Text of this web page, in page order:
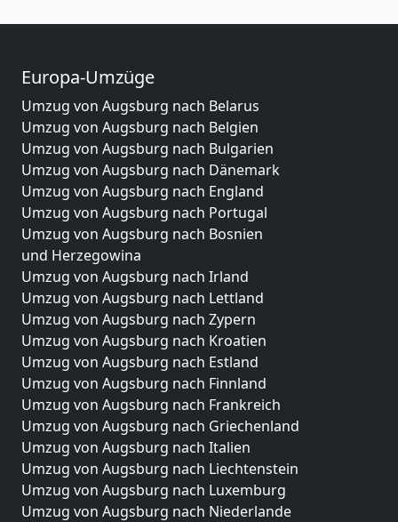
Europa-Umzüge
Umzug von Augsburg nach Belarus
Umzug von Augsburg nach Belgien
Umzug von Augsburg nach Bulgarien
Umzug von Augsburg nach Dänemark
Umzug von Augsburg nach England
Umzug von Augsburg nach Portugal
Umzug von Augsburg nach Bosnien
und Herzegowina
Umzug von Augsburg nach Irland
Umzug von Augsburg nach Lettland
Umzug von Augsburg nach Zypern
Umzug von Augsburg nach Kroatien
Umzug von Augsburg nach Estland
Umzug von Augsburg nach Finnland
Umzug von Augsburg nach Frankreich
Umzug von Augsburg nach Griechenland
Umzug von Augsburg nach Italien
Umzug von Augsburg nach Liechtenstein
Umzug von Augsburg nach Luxemburg
Umzug von Augsburg nach Niederlande